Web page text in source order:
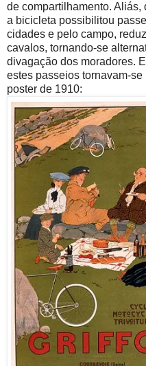
de compartilhamento. Aliás,
a bicicleta possibilitou
cidades e pelo campo,
cavalos, tornando-se
divagação dos moradores.
estes passeios tornavam-
poster de 1910: